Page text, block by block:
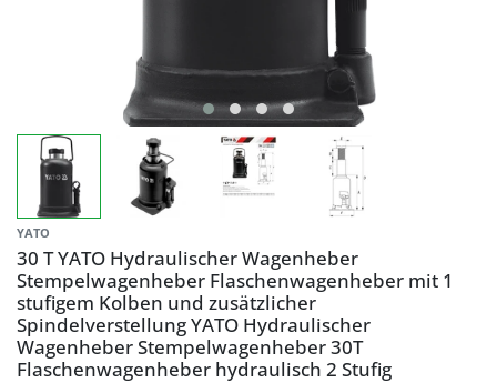
YATO
30 T YATO Hydraulischer Wagenheber
Stempelwagenheber Flaschenwagenheber mit 1
stufigem Kolben und zusätzlicher
Spindelverstellung YATO Hydraulischer
Wagenheber Stempelwagenheber 30T
Flaschenwagenheber hydraulisch 2 Stufig